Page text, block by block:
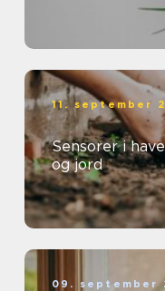
11. september
Sensorer i
og jord
09. september